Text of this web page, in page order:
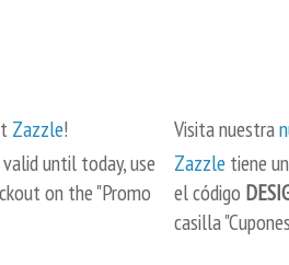
Zazzle! Visita nuestra
until today, use
on the "Promo
Zazzle tiene
el código
casilla